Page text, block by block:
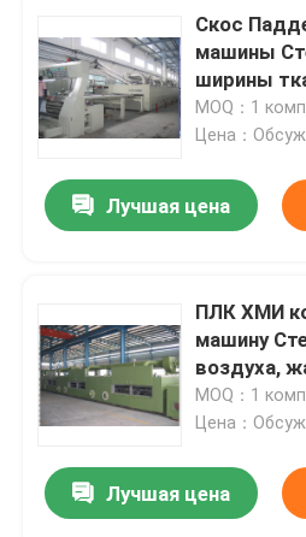
Скос
машины
ширины
MOQ：1
Цена：
Лучшая цена
ПЛК ХМИ
машину
воздуха,
мотор
MOQ：1
Цена：
Лучшая цена